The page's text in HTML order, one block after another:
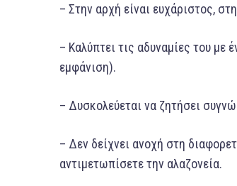
– Στην αρχή είναι ευχάριστος,
– Καλύπτει τις αδυναμίες του με
εμφάνιση).
– Δυσκολεύεται να ζητήσει
– Δεν δείχνει ανοχή στη
αντιμετωπίσετε την αλαζονεία.